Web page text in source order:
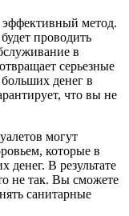
метод.
проводить
в
серьезные
денег в
что вы не
могут
которые в
денег. В результате
не так. Вы сможете
санитарные